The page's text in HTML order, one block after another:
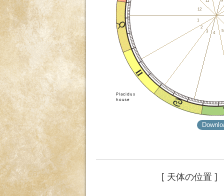
Placidus
house
1
2
3
4 5
12
[ 天体の位置 ]